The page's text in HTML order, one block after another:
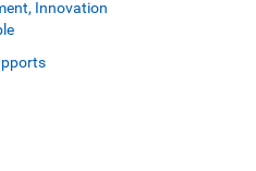
Innovation